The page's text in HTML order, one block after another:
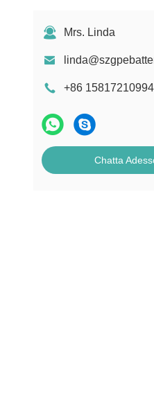
Mrs. Linda
+86 15817210994
Chatta